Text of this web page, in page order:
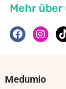
Mehr
Medumio